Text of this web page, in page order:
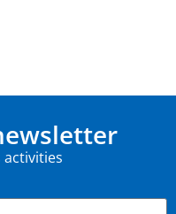
activities